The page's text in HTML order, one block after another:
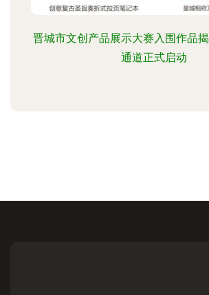
晋城市文创产品展示大赛入围作品
通道正式启动